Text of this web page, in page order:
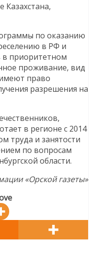
Казахстана,
по оказанию
в РФ и
в приоритетном
проживание, вид
право
разрешения на
в регионе с 2014
труда и занятости
по вопросам
области.
«Орской газеты»